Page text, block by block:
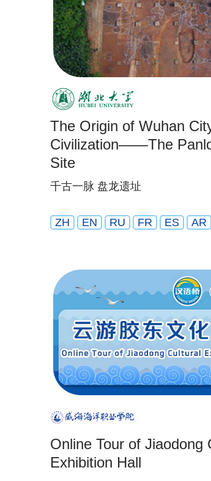
The Origin of Wuhan
Civilization——The
Site
千古一脉 盘龙遗址
ZH EN RU FR ES AR
Online Tour of Jiaodong
Exhibition Hall